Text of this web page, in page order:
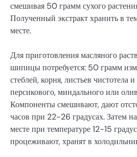
смешивая 50 грамм сухого
Полученный экстракт хранить в
месте.
Для приготовления масляного
шипицы потребуется: 50 грамм
стеблей, корня, листьев
персикового, миндального или
Компоненты смешивают, дают
часов при 22-26 градусах. Затем
месте при температуре 12-15
процеживают, хранят в